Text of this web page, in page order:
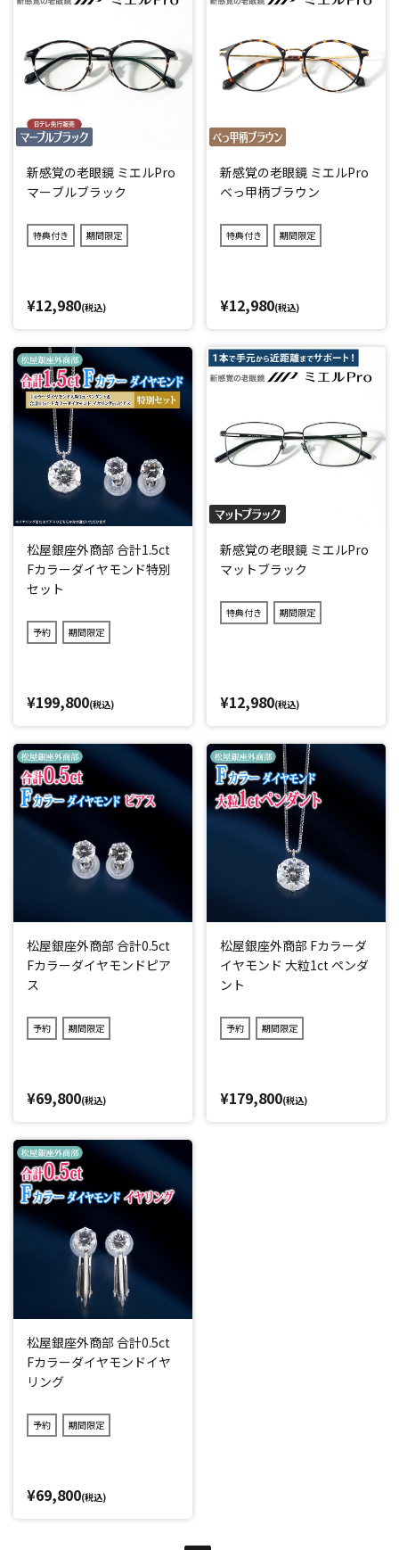
新感覚の老眼鏡 ミエルPro
マーブルブラック
特典付き 期間限定
¥12,980(税込)
新感覚の老眼鏡 ミエルPro
べっ甲柄ブラウン
特典付き 期間限定
¥12,980(税込)
松屋銀座外商部 合計1.5ct
Fカラーダイヤモンド特別
セット
予約 期間限定
¥199,800(税込)
新感覚の老眼鏡 ミエルPro
マットブラック
特典付き 期間限定
¥12,980(税込)
松屋銀座外商部 合計0.5ct
Fカラーダイヤモンドピア
ス
予約 期間限定
¥69,800(税込)
松屋銀座外商部 Fカラーダ
イヤモンド 大粒1ct ペンダ
ント
予約 期間限定
¥179,800(税込)
松屋銀座外商部 合計0.5ct
Fカラーダイヤモンドイヤ
リング
予約 期間限定
¥69,800(税込)